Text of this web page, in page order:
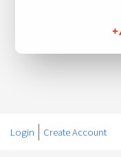
+
Login Create Account